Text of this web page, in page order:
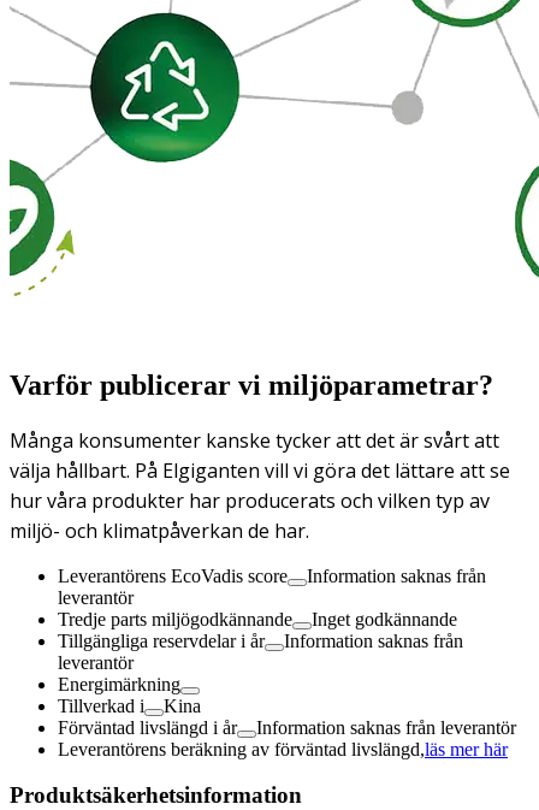
Varför publicerar vi miljöparametrar?
Många konsumenter kanske tycker att det är svårt att
välja hållbart. På Elgiganten vill vi göra det lättare att se
hur våra produkter har producerats och vilken typ av
miljö- och klimatpåverkan de har.
Leverantörens EcoVadis score
Information saknas från
leverantör
Tredje parts miljögodkännande
Inget godkännande
Tillgängliga reservdelar i år
Information saknas från
leverantör
Energimärkning
Tillverkad i
Kina
Förväntad livslängd i år
Information saknas från leverantör
Leverantörens beräkning av förväntad livslängd,läs mer här
Produktsäkerhetsinformation